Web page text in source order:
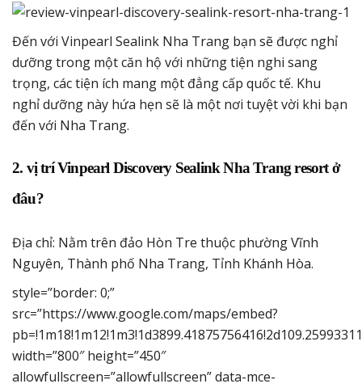
Đến với Vinpearl Sealink Nha Trang bạn sẽ được nghỉ
dưỡng trong một căn hộ với những tiện nghi sang
trọng, các tiện ích mang một đẳng cấp quốc tế. Khu
nghỉ dưỡng này hứa hẹn sẽ là một nơi tuyệt vời khi bạn
đến với Nha Trang.
2. vị trí Vinpearl Discovery Sealink Nha Trang resort ở
đâu?
Địa chỉ: Nằm trên đảo Hòn Tre thuộc phường Vĩnh
Nguyên, Thành phố Nha Trang, Tỉnh Khánh Hòa.
style=”border: 0;”
src=”https://www.google.com/maps/embed?
width=”800″ height=”450″
allowfullscreen=”allowfullscreen” data-mce-